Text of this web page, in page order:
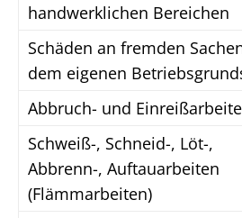
handwerklichen Bereichen
Schäden an fremden
dem eigenen
Abbruch- und
Schweiß-, Schneid-, Löt-,
Abbrenn-, Auftauarbeiten
(Flämmarbeiten)